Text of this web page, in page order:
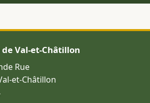
Val-et-Châtillon
Rue
et-Châtillon